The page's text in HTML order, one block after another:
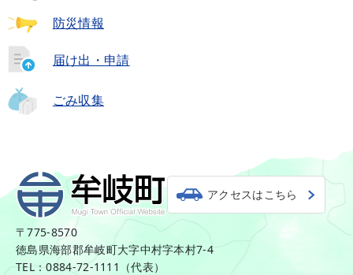
防災情報
届け出・申請
ごみ収集
アクセスはこちら
〒775-8570
徳島県海部郡牟岐町大字中村字本村7-4
TEL：0884-72-1111（代表）